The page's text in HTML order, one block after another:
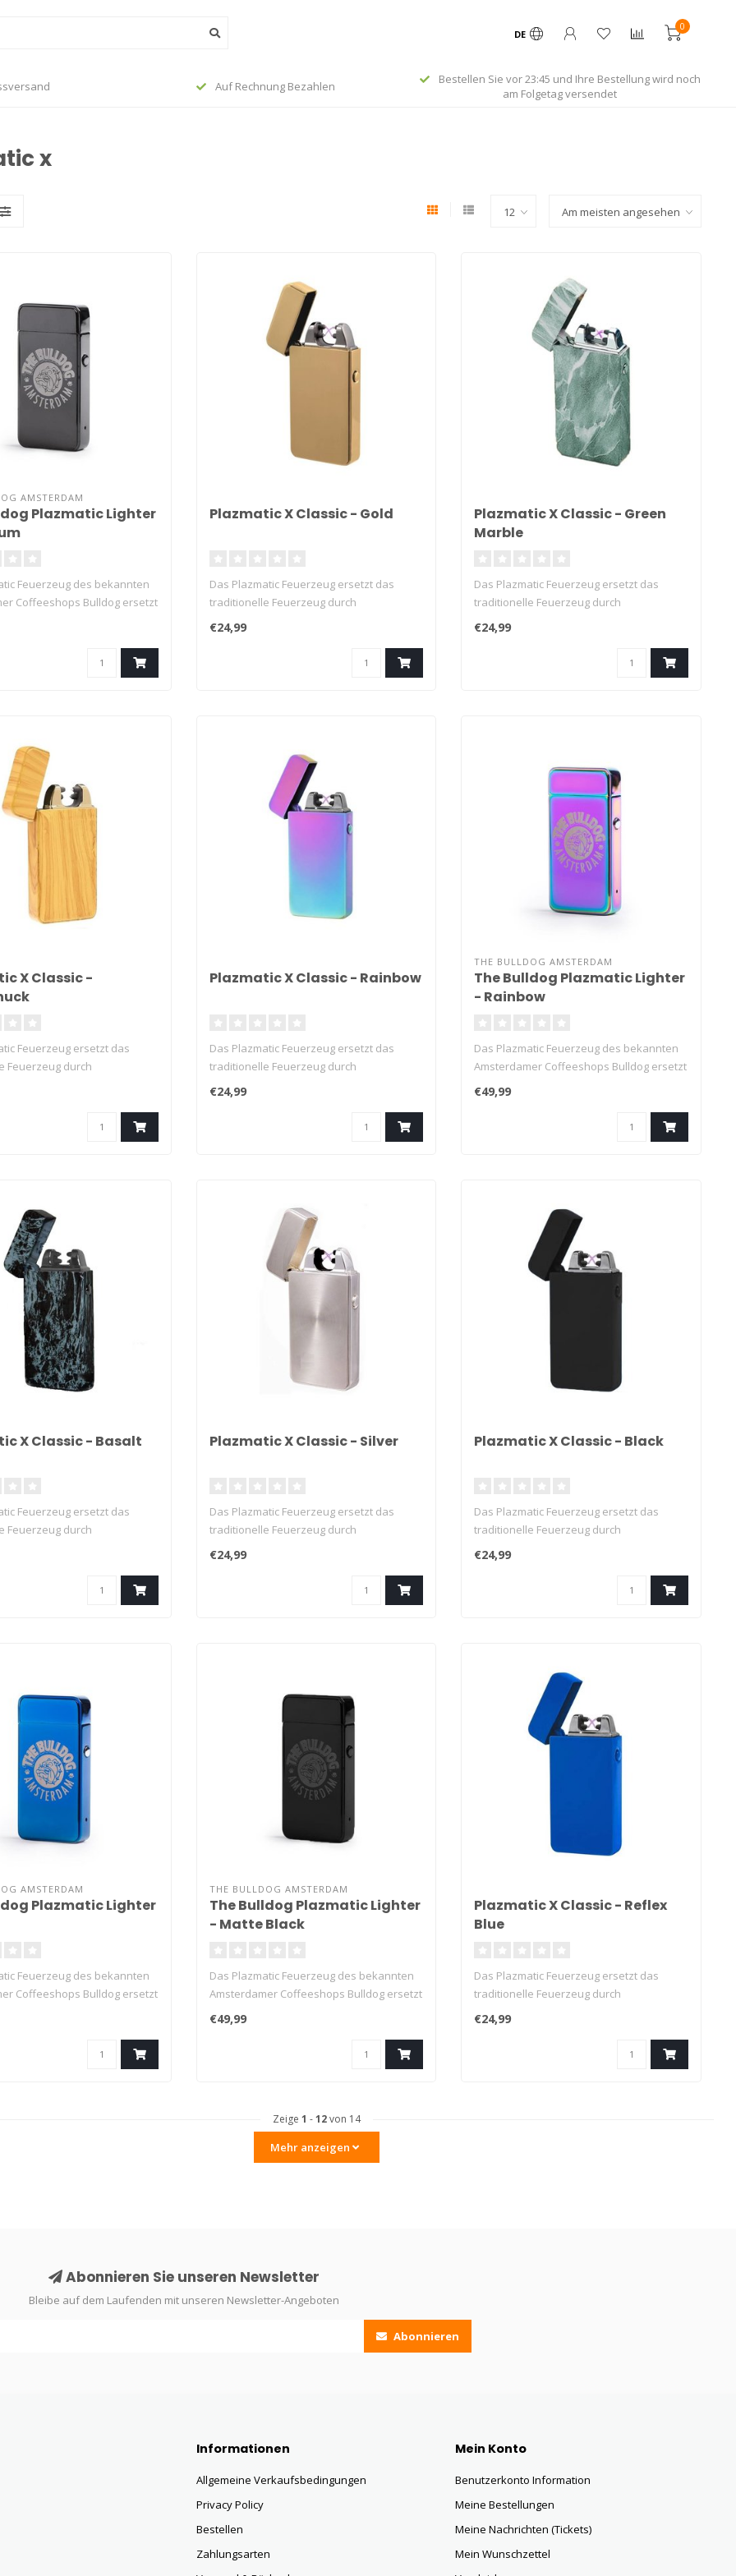
DE
0
Auf Rechnung Bezahlen
Bestellen Sie vor 23:45 und Ihre Bestellung wird noch
am Folgetag versendet
x
AMSTERDAM
Plazmatic Lighter
Feuerzeug des bekannten
Coffeeshops Bulldog ersetzt
Plazmatic X Classic - Gold
Das Plazmatic Feuerzeug ersetzt das
traditionelle Feuerzeug durch
Plasmadüsen...
€24,99
Plazmatic X Classic - Green
Marble
Das Plazmatic Feuerzeug ersetzt das
traditionelle Feuerzeug durch
Plasmadüsen...
€24,99
X Classic -
Feuerzeug ersetzt das
Feuerzeug durch
Plazmatic X Classic - Rainbow
Das Plazmatic Feuerzeug ersetzt das
traditionelle Feuerzeug durch
Plasmadüsen...
€24,99
THE BULLDOG AMSTERDAM
The Bulldog Plazmatic Lighter
- Rainbow
Das Plazmatic Feuerzeug des bekannten
Amsterdamer Coffeeshops Bulldog ersetzt
da..
€49,99
X Classic - Basalt
Feuerzeug ersetzt das
Feuerzeug durch
Plazmatic X Classic - Silver
Das Plazmatic Feuerzeug ersetzt das
traditionelle Feuerzeug durch
Plasmadüsen...
€24,99
Plazmatic X Classic - Black
Das Plazmatic Feuerzeug ersetzt das
traditionelle Feuerzeug durch
Plasmadüsen...
€24,99
AMSTERDAM
Plazmatic Lighter
Feuerzeug des bekannten
Coffeeshops Bulldog ersetzt
THE BULLDOG AMSTERDAM
The Bulldog Plazmatic Lighter
- Matte Black
Das Plazmatic Feuerzeug des bekannten
Amsterdamer Coffeeshops Bulldog ersetzt
da..
€49,99
Plazmatic X Classic - Reflex
Blue
Das Plazmatic Feuerzeug ersetzt das
traditionelle Feuerzeug durch
Plasmadüsen...
€24,99
Zeige 1 -12von 14
Mehr anzeigen
Abonnieren Sie unseren Newsletter
Bleibe auf dem Laufenden mit unseren Newsletter-Angeboten
Abonnieren
Informationen
Allgemeine Verkaufsbedingungen
Privacy Policy
Bestellen
Zahlungsarten
Mein Konto
Benutzerkonto Information
Meine Bestellungen
Meine Nachrichten (Tickets)
Mein Wunschzettel